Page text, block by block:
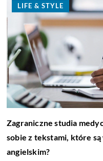
LIFE & STYLE
Zagraniczne studia
sobie z tekstami, które
angielskim?